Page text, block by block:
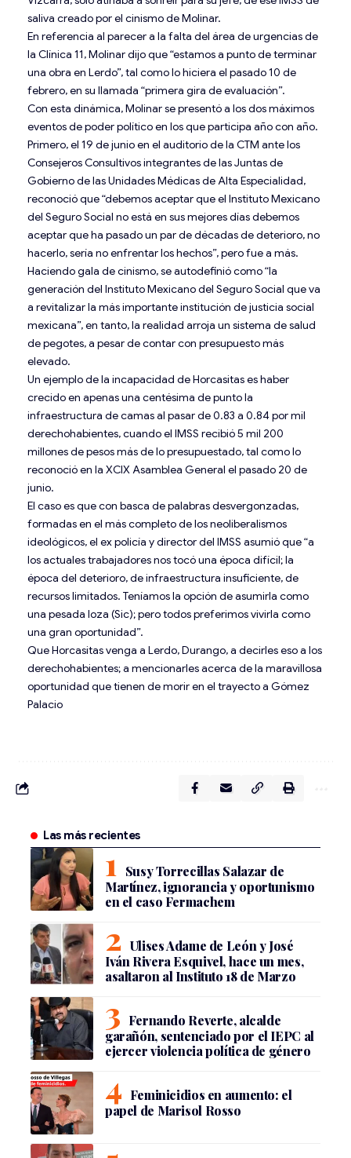
saliva creado por el cinismo de Molinar.
En referencia al parecer a la falta del área de urgencias de
la Clínica 11, Molinar dijo que “estamos a punto de terminar
una obra en Lerdo”, tal como lo hiciera el pasado 10 de
febrero, en su llamada “primera gira de evaluación”.
Con esta dinámica, Molinar se presentó a los dos máximos
eventos de poder político en los que participa año con año.
Primero, el 19 de junio en el auditorio de la CTM ante los
Consejeros Consultivos integrantes de las Juntas de
Gobierno de las Unidades Médicas de Alta Especialidad,
reconoció que “debemos aceptar que el Instituto Mexicano
del Seguro Social no está en sus mejores días debemos
aceptar que ha pasado un par de décadas de deterioro, no
hacerlo, sería no enfrentar los hechos”, pero fue a más.
Haciendo gala de cinismo, se autodefinió como “la
generación del Instituto Mexicano del Seguro Social que va
a revitalizar la más importante institución de justicia social
mexicana”, en tanto, la realidad arroja un sistema de salud
de pegotes, a pesar de contar con presupuesto más
elevado.
Un ejemplo de la incapacidad de Horcasitas es haber
crecido en apenas una centésima de punto la
infraestructura de camas al pasar de 0.83 a 0.84 por mil
derechohabientes, cuando el IMSS recibió 5 mil 200
millones de pesos más de lo presupuestado, tal como lo
reconoció en la XCIX Asamblea General el pasado 20 de
junio.
El caso es que con basca de palabras desvergonzadas,
formadas en el más completo de los neoliberalismos
ideológicos, el ex policía y director del IMSS asumió que “a
los actuales trabajadores nos tocó una época difícil; la
época del deterioro, de infraestructura insuficiente, de
recursos limitados. Teníamos la opción de asumirla como
una pesada loza (Sic); pero todos preferimos vivirla como
una gran oportunidad”.
Que Horcasitas venga a Lerdo, Durango, a decirles eso a los
derechohabientes; a mencionarles acerca de la maravillosa
oportunidad que tienen de morir en el trayecto a Gómez
Palacio
Las más recientes
Susy Torrecillas Salazar de
Martínez, ignorancia y oportunismo
en el caso Fermachem
Ulises Adame de León y José
Iván Rivera Esquivel, hace un mes,
asaltaron al Instituto 18 de Marzo
Fernando Reverte, alcalde
garañón, sentenciado por el IEPC al
ejercer violencia política de género
Feminicidios en aumento: el
papel de Marisol Rosso